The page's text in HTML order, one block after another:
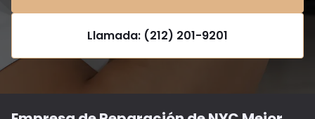
Llamada: (212) 201-9201